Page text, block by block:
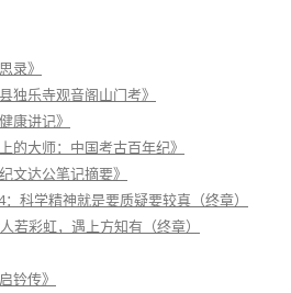
录》
独乐寺观音阁山门考》
康讲记》
的大师：中国考古百年纪》
文达公笔记摘要》
科学精神就是要质疑要较真（终章）
若彩虹，遇上方知有（终章）
钤传》